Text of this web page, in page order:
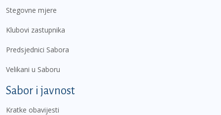
Stegovne mjere
Klubovi zastupnika
Predsjednici Sabora
Velikani u Saboru
Sabor i javnost
Kratke obavijesti